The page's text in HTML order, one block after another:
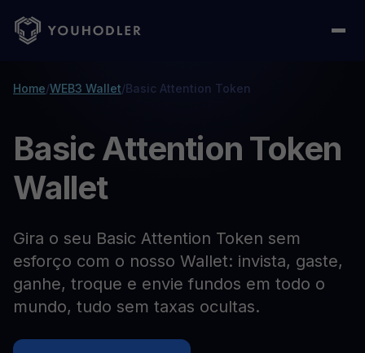
Home/WEB3 Wallet/Basic Attention Token
Basic Attention Token
Wallet
Gira o seu Basic Attention Token sem
esforço com o nosso Wallet: invista, gaste,
ganhe, troque e envie fundos em todo o
mundo, tudo sem taxas ocultas.